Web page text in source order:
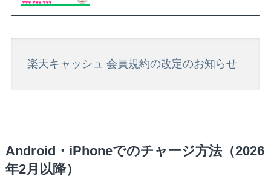
楽天キャッシュ 会員規約の改定のお知らせ
Android・iPhoneでのチャージ方法（2026
年2月以降）